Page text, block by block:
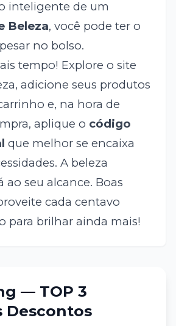
inteligente de um
Beleza, você pode ter o
no bolso.
tempo! Explore o site
adicione seus produtos
e, na hora de
aplique o código
que melhor se encaixa
A beleza
ao seu alcance. Boas
cada centavo
para brilhar ainda mais!
— TOP 3
Descontos